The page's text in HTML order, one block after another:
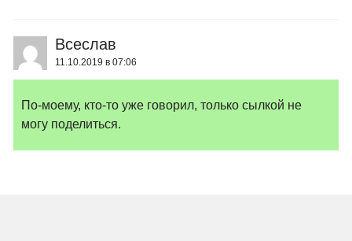
Всеслав
11.10.2019 в 07:06
По-моему, кто-то уже говорил, только сылкой не
могу поделиться.